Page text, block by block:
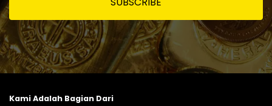
Kami Adalah Bagian Dari